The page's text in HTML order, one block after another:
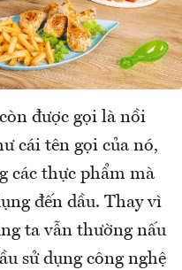
được gọi là nồi
cái tên gọi của nó,
các thực phẩm mà
đến dầu. Thay vì
ta vẫn thường nấu
sử dụng công nghệ